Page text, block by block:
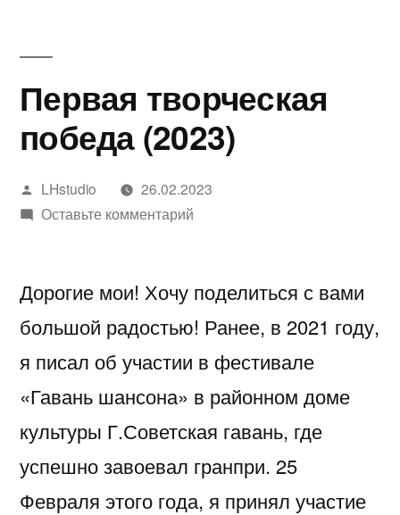
Первая творческая
победа (2023)
Написано
автором
LHstudio
26.02.2023
Оставьте комментарийк
победа
Дорогие мои! Хочу поделиться с вами
большой радостью! Ранее, в 2021 году,
я писал об участии в фестивале
«Гавань шансона» в районном доме
культуры Г.Советская гавань, где
успешно завоевал гранпри. 25
Февраля этого года, я принял участие